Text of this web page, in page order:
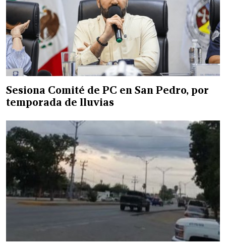
Sesiona Comité de PC en San Pedro, por
temporada de lluvias